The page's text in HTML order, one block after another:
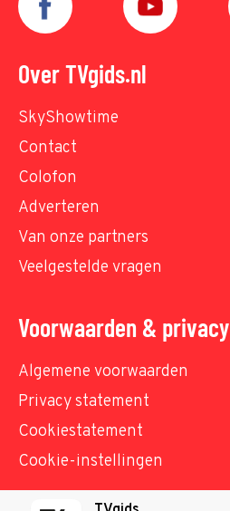
Over TVgids.nl
SkyShowtime
Contact
Colofon
Adverteren
Van onze partners
Veelgestelde vragen
Voorwaarden & privacy
Algemene voorwaarden
Privacy statement
Cookiestatement
Cookie-instellingen